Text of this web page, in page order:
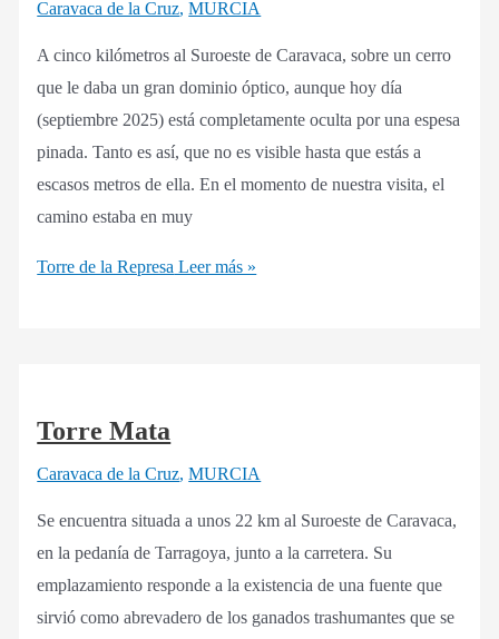
Caravaca de la Cruz,MURCIA
A cinco kilómetros al Suroeste de Caravaca, sobre un cerro
que le daba un gran dominio óptico, aunque hoy día
(septiembre 2025) está completamente oculta por una espesa
pinada. Tanto es así, que no es visible hasta que estás a
escasos metros de ella. En el momento de nuestra visita, el
camino estaba en muy
Torre de la Represa Leer más »
Torre Mata
Caravaca de la Cruz,MURCIA
Se encuentra situada a unos 22 km al Suroeste de Caravaca,
en la pedanía de Tarragoya, junto a la carretera. Su
emplazamiento responde a la existencia de una fuente que
sirvió como abrevadero de los ganados trashumantes que se